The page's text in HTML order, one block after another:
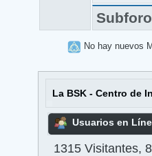
No hay nuevos
La BSK - Centro de
Usuarios en
1315 Visitantes,